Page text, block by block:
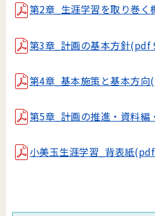
第2章_生涯学習を取り巻
第3章_計画の基本方針(pdf
第4章_基本施策と基本方
第5章_計画の推進・資料
小美玉生涯学習_背表紙